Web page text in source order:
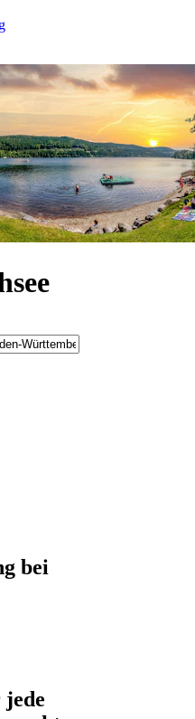
bei